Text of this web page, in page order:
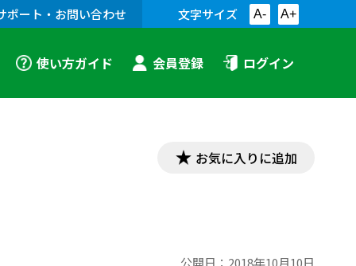
ポート・お問い合わせ 文字サイズ A- A+
使い方ガイド 会員登録 ログイン
お気に入りに追加
公開日： 2018年10月10日